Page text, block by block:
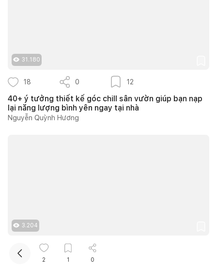
31.180
18 0 12
40+ ý tưởng thiết kế góc chill sân vườn giúp bạn nạp
lại năng lượng bình yên ngay tại nhà
Nguyễn Quỳnh Hương
3.204
Căn hộ 90m2 tại Opal Tower thiết kế Neo Classic
2 1 0